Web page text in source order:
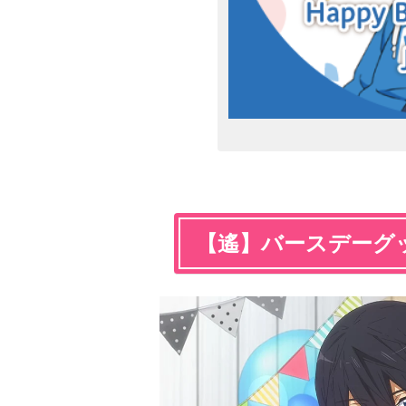
【遙】バースデーグ